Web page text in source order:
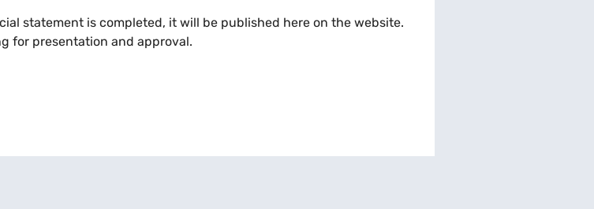
statement is completed, it will be published here on the website.
for presentation and approval.